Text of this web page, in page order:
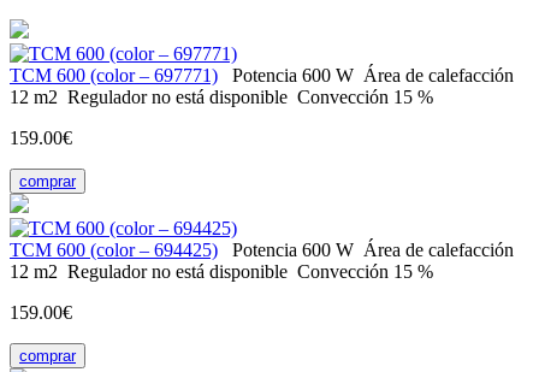
ТСМ 600 (color – 697771) Potencia 600 W Área de calefacción
12 m2 Regulador no está disponible Convección 15 %
159.00€
comprar
ТСМ 600 (color – 694425) Potencia 600 W Área de calefacción
12 m2 Regulador no está disponible Convección 15 %
159.00€
comprar